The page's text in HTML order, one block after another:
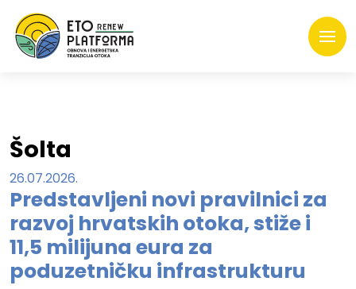
Šolta
26.07.2026.
Predstavljeni novi pravilnici za
razvoj hrvatskih otoka, stiže i
11,5 milijuna eura za
poduzetničku infrastrukturu